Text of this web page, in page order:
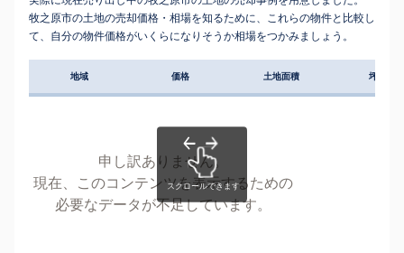
牧之原市の土地の売却価格・相場を知るために、これらの物件と比較し
て、自分の物件価格がいくらになりそうか相場をつかみましょう。
地域 価格 土地面積 坪単価
申し訳ありません。
現在、このコンテンツを表示するための
必要なデータが不足しています。